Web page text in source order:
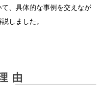
、具体的な事例を交えなが
しました。